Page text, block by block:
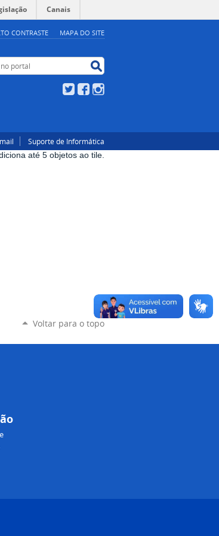
CONTRASTE MAPA DO SITE
Canais
portal
TwitterFacebook
Suporte de Informática
até 5 objetos ao tile.
Voltar para o topo